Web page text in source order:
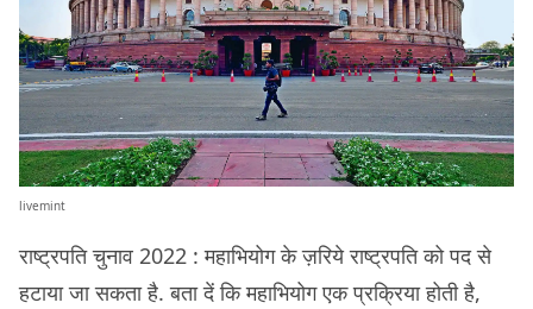
livemint
राष्ट्रपति चुनाव 2022 : महाभियोग के ज़रिये राष्ट्रपति को पद से
हटाया जा सकता है. बता दें कि महाभियोग एक प्रक्रिया होती है,